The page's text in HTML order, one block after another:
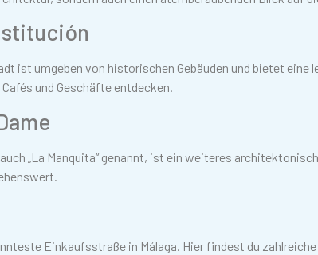
ist umgeben von historischen Gebäuden und bietet eine
und Geschäfte entdecken.
„La Manquita“ genannt, ist ein weiteres
Einkaufsstraße in Málaga. Hier findest du